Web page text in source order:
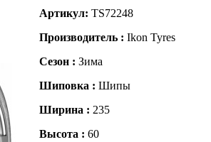
Артикул: TS72248
Производитель : Ikon Tyres
Сезон : Зима
Шиповка : Шипы
Ширина : 235
Высота : 60